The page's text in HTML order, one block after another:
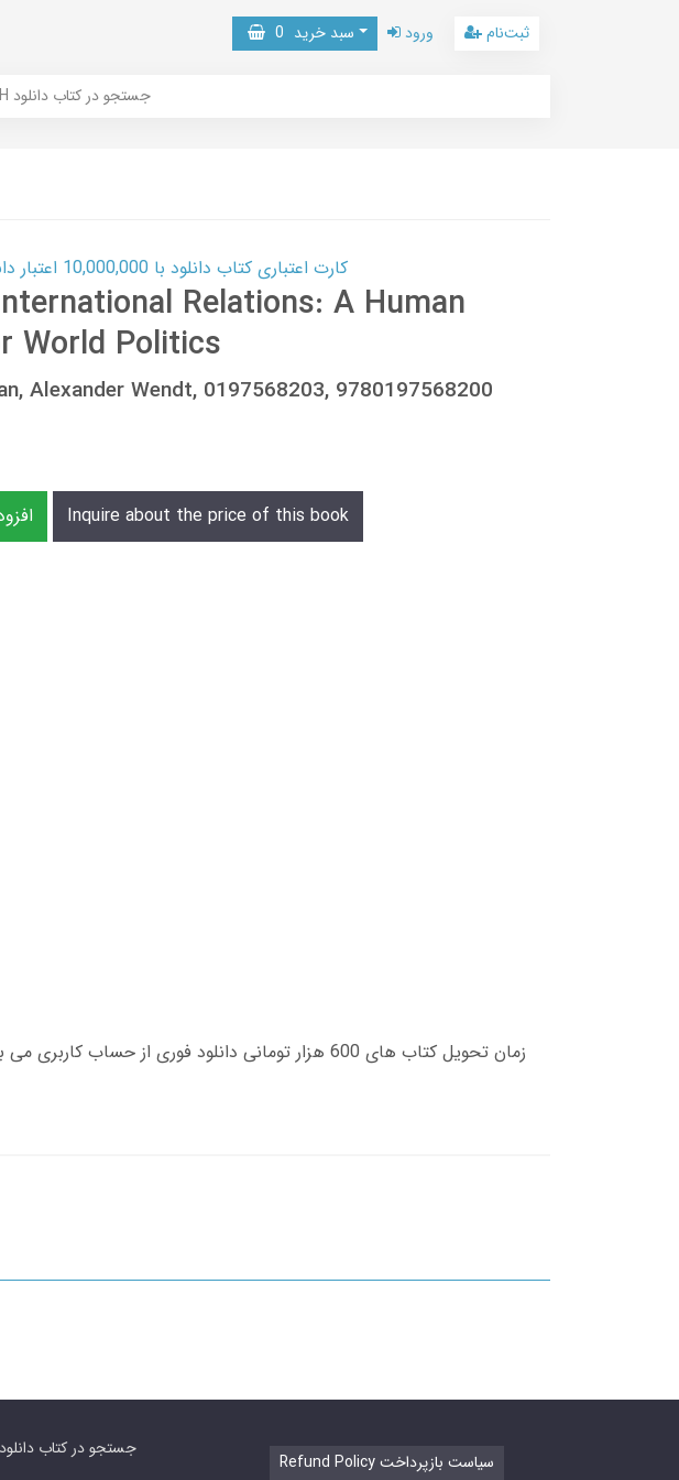
سبد خرید 0 ورود ثبت‌نام
SEARCH جستجو در کتاب دانلود
کارت اعتباری کتاب دانلود با 10,000,000 اعتبار دانلود کتاب! کلیک کنید
Relations: A Human
World Politics
Alexander Wendt, 0197568203, 9780197568200
Inquire about the price of this book
SEARCH جستجو در کتاب دانلود
Refund Policy سیاست بازپرداخت